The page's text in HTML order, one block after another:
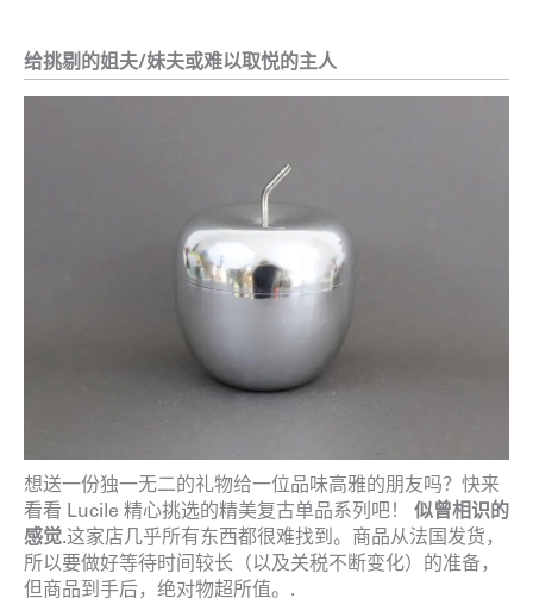
给挑剔的姐夫/妹夫或难以取悦的主人
想送一份独一无二的礼物给一位品味高雅的朋友吗？快来
看看 Lucile 精心挑选的精美复古单品系列吧！ 似曾相识的
感觉.这家店几乎所有东西都很难找到。商品从法国发货，
所以要做好等待时间较长（以及关税不断变化）的准备，
但商品到手后，绝对物超所值。.